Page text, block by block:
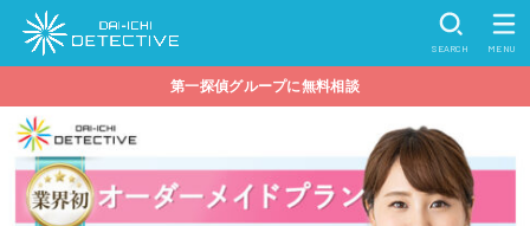
SEARCH MENU
第一探偵グループに無料相談